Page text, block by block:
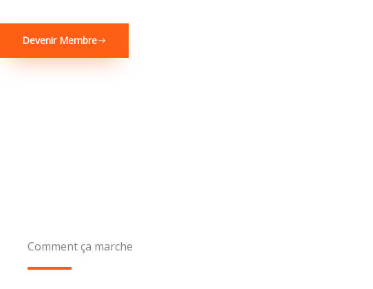
Devenir Membre
Comment ça marche